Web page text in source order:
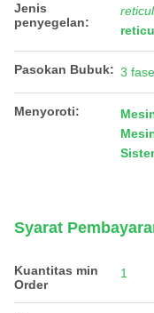
Jenis
penyegelan:
Pasokan Bubuk: 3
Menyoroti:
Syarat
Kuantitas min
Order
1